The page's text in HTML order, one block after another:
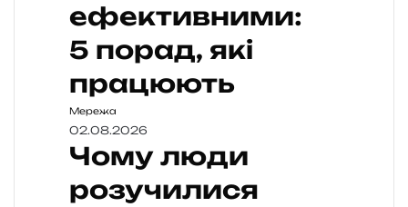
ефективними:
5 порад, які
працюють
Мережа
02.08.2026
Чому люди
розучилися